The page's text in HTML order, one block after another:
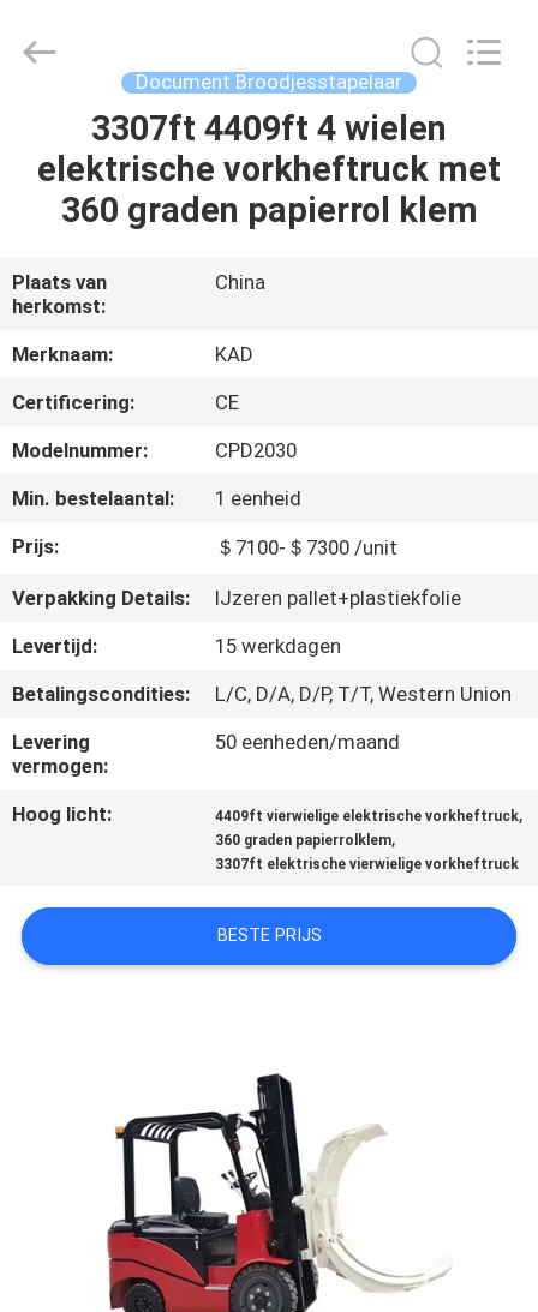
PRODUCTEN
VIDEOS
ONGEVEER
ONS
KWALITEITSCONTROLE
CONTACTEER
NIEUWS
VERZOEK
CITAAT
SITEMAP
Co.,Ltd.
Document Broodjesstapelaar
3307ft 4409ft 4 wielen
elektrische vorkheftruck met
360 graden papierrol klem
Plaats van
herkomst:
China
Merknaam:
KAD
Certificering:
CE
Modelnummer:
CPD2030
Min. bestelaantal:
1 eenheid
Prijs:
＄7100-＄7300 /unit
Verpakking Details:
IJzeren pallet+plastiekfolie
Levertijd:
15 werkdagen
Betalingscondities:
L/C, D/A, D/P, T/T, Western Union
Levering
vermogen:
50 eenheden/maand
Hoog licht: 4409ft vierwielige elektrische vorkheftruck,
360 graden papierrolklem,
3307ft elektrische vierwielige vorkheftruck
BESTE PRIJS